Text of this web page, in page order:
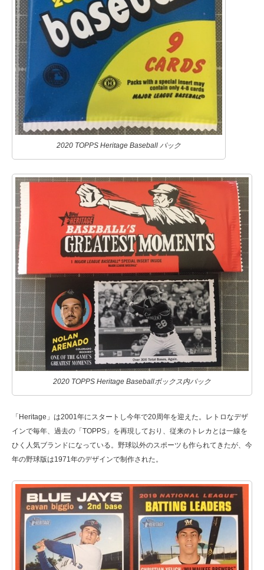
2020 TOPPS Heritage Baseball パック
2020 TOPPS Heritage Baseballボックス内パック
「Heritage」は2001年にスタートし今年で20周年を迎えた。レトロなデザ
インで毎年、過去の「TOPPS」を再現しており、従来のトレカとは一線を
ひく人気ブランドになっている。野球以外のスポーツも作られてきたが、今
年の野球版は1971年のデザインで制作された。